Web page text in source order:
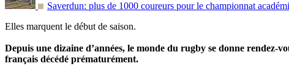
Saverdun: plus de 1000 coureurs pour le championnat
Elles marquent le début de saison.
Depuis une dizaine d’années, le monde du rugby se donne
français décédé prématurément.